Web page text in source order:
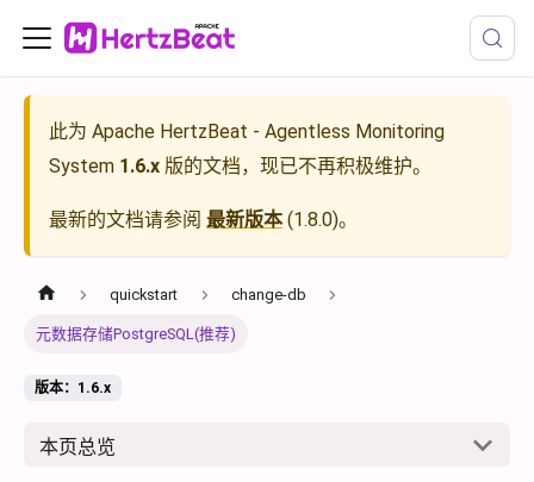
此为 Apache HertzBeat - Agentless Monitoring
System 1.6.x 版的文档，现已不再积极维护。
最新的文档请参阅 最新版本(1.8.0)。
quickstart change-db
元数据存储PostgreSQL(推荐)
版本：1.6.x
本页总览